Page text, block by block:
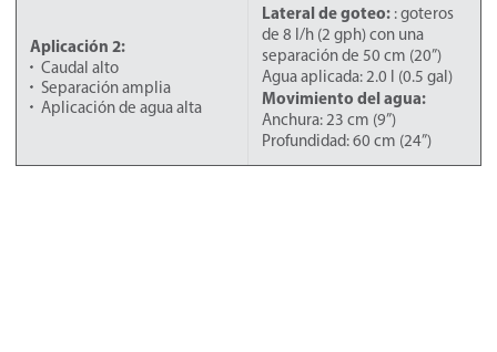
Aplicación 2:
Caudal alto
Separación amplia
Aplicación de agua alta
Lateral de goteo: : goteros
de 8 l/h (2 gph) con una
separación de 50 cm (20”)
Agua aplicada: 2.0 l (0.5 gal)
Movimiento del agua:
Anchura: 23 cm (9”)
Profundidad: 60 cm (24”)